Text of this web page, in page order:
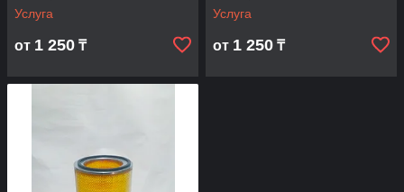
Услуга
от 1 250 ₸
Услуга
от 1 250 ₸